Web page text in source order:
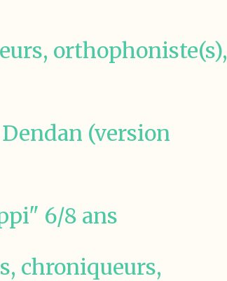
orthophoniste(s),
(version
6/8 ans
chroniqueurs,